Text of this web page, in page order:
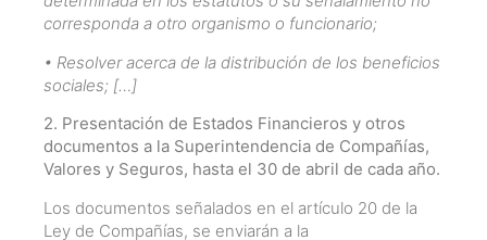
corresponda a otro organismo o funcionario;
• Resolver acerca de la distribución de los beneficios
sociales; […]
2. Presentación de Estados Financieros y otros
documentos a la Superintendencia de Compañías,
Valores y Seguros, hasta el 30 de abril de cada año.
Los documentos señalados en el artículo 20 de la
Ley de Compañías, se enviarán a la